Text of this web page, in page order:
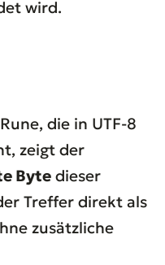
wird.
die in UTF-8
zeigt der
Byte dieser
Treffer direkt als
zusätzliche